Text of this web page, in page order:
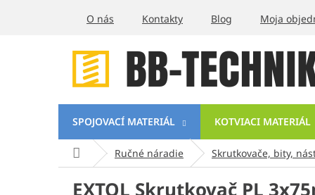
O nás Kontakty Blog Moja
SPOJOVACÍ MATERIÁL KOTVIACI MATERIÁL
DomovRučné náradie Skrutkovače, bity,
EXTOL Skrutkovač PL